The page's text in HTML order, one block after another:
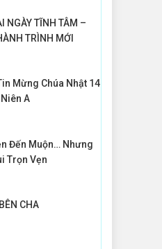
NGÀY TĨNH TÂM –
TRÌNH MỚI
Mừng Chúa Nhật 14
A
Đến Muộn… Nhưng
Trọn Vẹn
CHA